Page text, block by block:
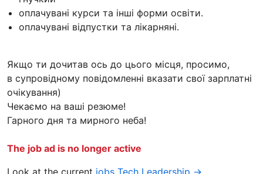
оплачувані курси та інші форми освіти.
оплачувані відпустки та лікарняні.
Якщо ти дочитав ось до цього місця, просимо,
в супровідному повідомленні вказати свої зарплатні
очікування)
Чекаємо на ваші резюме!
Гарного дня та мирного неба!
The job ad is no longer active